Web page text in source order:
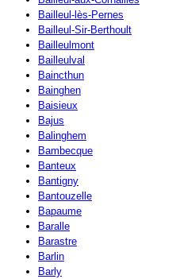
Bailleul-lès-Pernes
Bailleul-Sir-Berthoult
Bailleulmont
Bailleulval
Baincthun
Bainghen
Baisieux
Bajus
Balinghem
Bambecque
Banteux
Bantigny
Bantouzelle
Bapaume
Baralle
Barastre
Barlin
Barly